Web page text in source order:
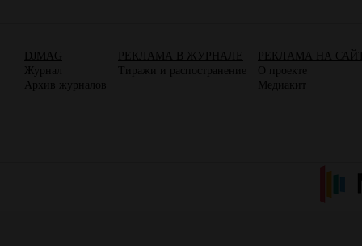
DJMAG
Журнал
Архив журналов
РЕКЛАМА В ЖУРНАЛЕ
Тиражи и распостранение
РЕКЛАМА НА
О проекте
Медиакит